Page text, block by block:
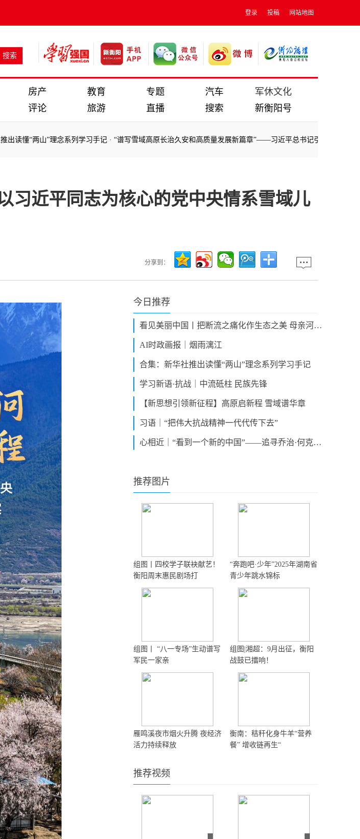
登录 投稿 网站地图
房产 教育 专题 汽车
军休文化
评论 旅游 直播 搜索 新衡阳号
“两山”理念系列学习手记·“谱写雪域高原长治久安和高质量发展新篇章”——习近平总书记引领西藏各项事业取
近平同志为核心的党中央情系雪域儿
分享到：
今日推荐
看见美丽中国丨把断流之痛化作生态之美 母亲河生态蜕变向“绿”而行
AI时政画报｜烟雨漓江
合集：新华社推出读懂“两山”理念系列学习手记
学习新语·抗战｜中流砥柱 民族先锋
【新思想引领新征程】高原启新程 雪域谱华章
习语｜“把伟大抗战精神一代代传下去”
心相近｜“看到一个新的中国”——追寻乔治·何克的足迹
推荐图片
组图丨四校学子联袂献艺！
衡阳周末惠民剧场打
“奔跑吧·少年”2025年湖南省
青少年跳水锦标
组图丨 “八一专场”生动谱写
军民一家亲
组图|湘超：9月出征，衡阳
战鼓已擂响！
雁鸣溪夜市烟火升腾 夜经济
活力持续释放
衡南：秸秆化身牛羊“营养
餐” 增收链再生“
推荐视频